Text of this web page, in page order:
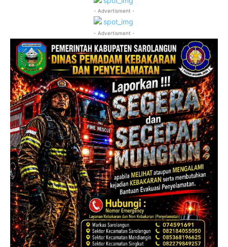
- Advertisment -
- Advertisment -